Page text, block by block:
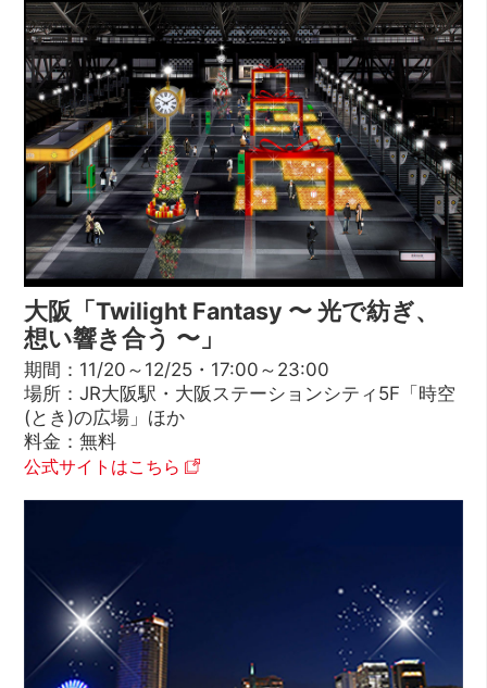
大阪「Twilight Fantasy 〜 光で紡ぎ、
想い響き合う 〜」
期間：11/20～12/25・17:00～23:00
場所：JR大阪駅・大阪ステーションシティ5F「時空
(とき)の広場」ほか
料金：無料
公式サイトはこちら